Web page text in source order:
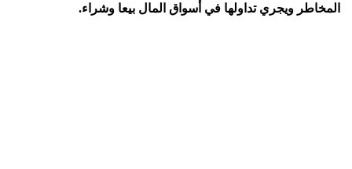
المخاطر ويجري تداولها في أسواق المال بيعا وشراء.